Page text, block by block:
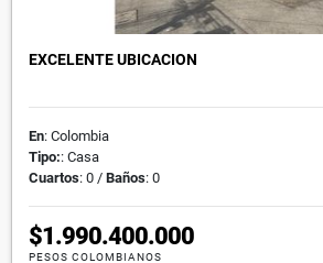
EXCELENTE UBICACION
En: Colombia
Tipo:: Casa
Cuartos: 0 / Baños: 0
$1.990.400.000
PESOS COLOMBIANOS